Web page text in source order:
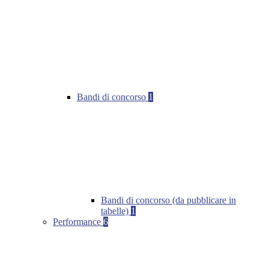
Bandi di concorso 1
Bandi di concorso (da pubblicare in
tabelle) 1
Performance 6